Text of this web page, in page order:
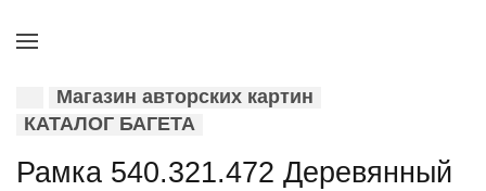
Магазин авторских картин
КАТАЛОГ БАГЕТА
Рамка 540.321.472 Деревянный